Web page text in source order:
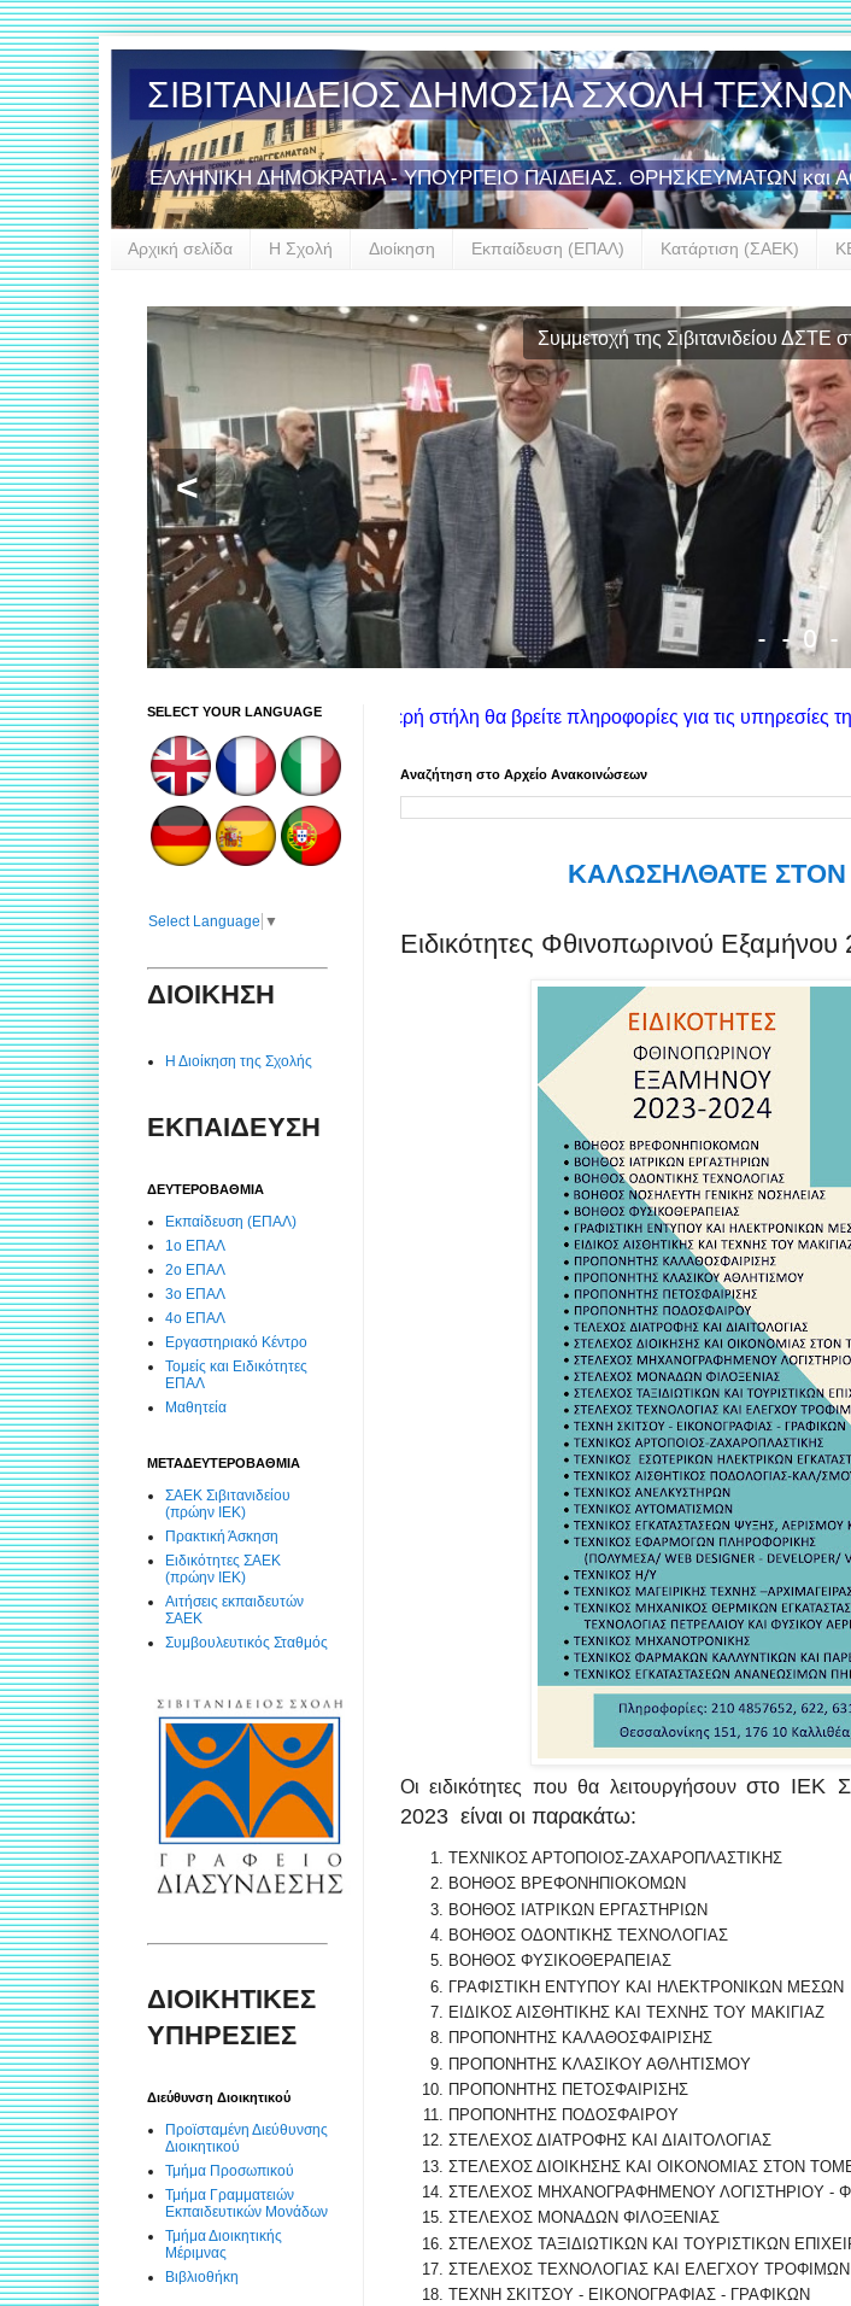
ΣΙΒΙΤΑΝΙΔΕΙΟΣ ΔΗΜΟΣΙΑ ΣΧΟΛΗ
ΕΛΛΗΝΙΚΗ ΔΗΜΟΚΡΑΤΙΑ - ΥΠΟΥΡΓΕΙΟ ΠΑΙΔΕΙΑΣ. ΘΡΗΣΚΕΥΜΑΤΩΝ και
Αρχική σελίδα Η Σχολή Διοίκηση Εκπαίδευση (ΕΠΑΛ) Κατάρτιση (ΣΑΕΚ)
Έναρξη συνεργασίας της
<
- - - O
χρήσης ιστοτόπου: Στην αριστερή στήλη θα βρείτε πληροφορίες για τις υπηρεσίες της
Αναζήτηση στο Αρχείο Ανακοινώσεων
ΚΑΛΩΣΗΛΘΑΤΕ
Ειδικότητες Φθινοπωρινού Εξαμήνου
Οι ειδικότητες που θα λειτουργήσουν στο ΙΕΚ
2023 είναι οι παρακάτω:
ΤΕΧΝΙΚΟΣ ΑΡΤΟΠΟΙΟΣ-ΖΑΧΑΡΟΠΛΑΣΤΙΚΗΣ
ΒΟΗΘΟΣ ΒΡΕΦΟΝΗΠΙΟΚΟΜΩΝ
ΒΟΗΘΟΣ ΙΑΤΡΙΚΩΝ ΕΡΓΑΣΤΗΡΙΩΝ
ΒΟΗΘΟΣ ΟΔΟΝΤΙΚΗΣ ΤΕΧΝΟΛΟΓΙΑΣ
ΒΟΗΘΟΣ ΦΥΣΙΚΟΘΕΡΑΠΕΙΑΣ
ΓΡΑΦΙΣΤΙΚΗ ΕΝΤΥΠΟΥ ΚΑΙ ΗΛΕΚΤΡΟΝΙΚΩΝ ΜΕΣΩΝ
ΕΙΔΙΚΟΣ ΑΙΣΘΗΤΙΚΗΣ ΚΑΙ ΤΕΧΝΗΣ ΤΟΥ ΜΑΚΙΓΙΑΖ
ΠΡΟΠΟΝΗΤΗΣ ΚΑΛΑΘΟΣΦΑΙΡΙΣΗΣ
ΠΡΟΠΟΝΗΤΗΣ ΚΛΑΣΙΚΟΥ ΑΘΛΗΤΙΣΜΟΥ
ΠΡΟΠΟΝΗΤΗΣ ΠΕΤΟΣΦΑΙΡΙΣΗΣ
ΠΡΟΠΟΝΗΤΗΣ ΠΟΔΟΣΦΑΙΡΟΥ
ΣΤΕΛΕΧΟΣ ΔΙΑΤΡΟΦΗΣ ΚΑΙ ΔΙΑΙΤΟΛΟΓΙΑΣ
ΣΤΕΛΕΧΟΣ ΔΙΟΙΚΗΣΗΣ ΚΑΙ ΟΙΚΟΝΟΜΙΑΣ ΣΤΟΝ
ΣΤΕΛΕΧΟΣ ΜΗΧΑΝΟΓΡΑΦΗΜΕΝΟΥ ΛΟΓΙΣΤΗΡΙΟΥ -
ΣΤΕΛΕΧΟΣ ΜΟΝΑΔΩΝ ΦΙΛΟΞΕΝΙΑΣ
ΣΤΕΛΕΧΟΣ ΤΑΞΙΔΙΩΤΙΚΩΝ ΚΑΙ ΤΟΥΡΙΣΤΙΚΩΝ
ΣΤΕΛΕΧΟΣ ΤΕΧΝΟΛΟΓΙΑΣ ΚΑΙ ΕΛΕΓΧΟΥ
ΤΕΧΝΗ ΣΚΙΤΣΟΥ - ΕΙΚΟΝΟΓΡΑΦΙΑΣ - ΓΡΑΦΙΚΩΝ
SELECT YOUR LANGUAGE
Select Language ▼
ΔΙΟΙΚΗΣΗ
Η Διοίκηση της Σχολής
ΕΚΠΑΙΔΕΥΣΗ
ΔΕΥΤΕΡΟΒΑΘΜΙΑ
Εκπαίδευση (ΕΠΑΛ)
1ο ΕΠΑΛ
2ο ΕΠΑΛ
3ο ΕΠΑΛ
4ο ΕΠΑΛ
Εργαστηριακό Κέντρο
Τομείς και Ειδικότητες
ΕΠΑΛ
Μαθητεία
ΜΕΤΑΔΕΥΤΕΡΟΒΑΘΜΙΑ
ΣΑΕΚ Σιβιτανιδείου
(πρώην ΙΕΚ)
Πρακτική Άσκηση
Ειδικότητες ΣΑΕΚ
(πρώην ΙΕΚ)
Αιτήσεις εκπαιδευτών
ΣΑΕΚ
Συμβουλευτικός Σταθμός
ΔΙΟΙΚΗΤΙΚΕΣ
ΥΠΗΡΕΣΙΕΣ
Διεύθυνση Διοικητικού
Προϊσταμένη Διεύθυνσης
Διοικητικού
Τμήμα Προσωπικού
Τμήμα Γραμματειών
Εκπαιδευτικών Μονάδων
Τμήμα Διοικητικής
Μέριμνας
Βιβλιοθήκη